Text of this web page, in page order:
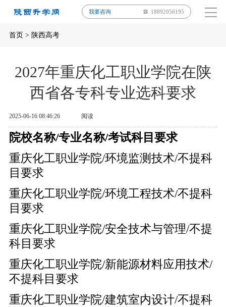
我要咨询 18892056195
首页> 陕西高考
2027年重庆化工职业学院在陕
西省各专科专业选科要求
2025-06-16 08:46:26 阅读
院校名称/专业名称/考试科目要求
重庆化工职业学院/环境监测技术/不提科
目要求
重庆化工职业学院/环境工程技术/不提科
目要求
重庆化工职业学院/安全技术与管理/不提
科目要求
重庆化工职业学院/新能源材料应用技术/
不提科目要求
重庆化工职业学院/建筑室内设计/不提科